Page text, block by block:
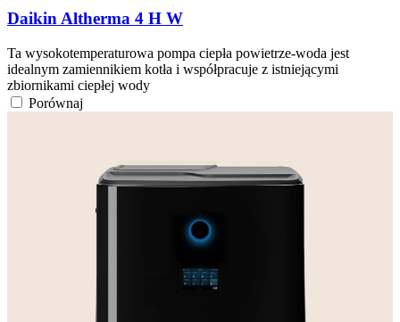
Daikin Altherma 4 H W
Ta wysokotemperaturowa pompa ciepła powietrze-woda jest
idealnym zamiennikiem kotła i współpracuje z istniejącymi
zbiornikami ciepłej wody
Porównaj